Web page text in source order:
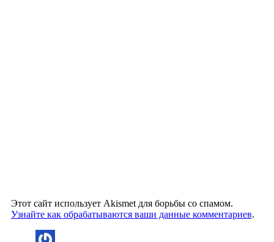
Этот сайт использует Akismet для борьбы со спамом.
Узнайте как обрабатываются ваши данные комментариев.